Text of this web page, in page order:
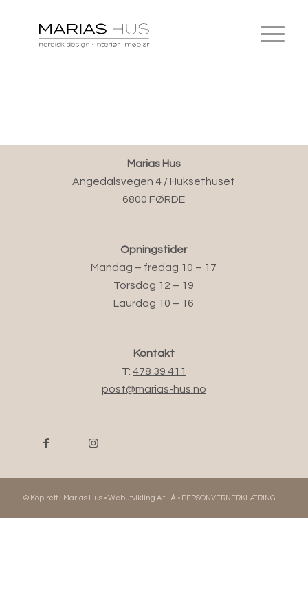
Marias Hus
Angedalsvegen 4 / Huksethuset
6800 FØRDE
Opningstider
Mandag – fredag 10 – 17
Torsdag 12 – 19
Laurdag 10 – 16
Kontakt
T: 478 39 411
post@marias-hus.no
© Kopirett - Marias Hus •Webutvikling A til Å • PERSONVERNERKLÆRING